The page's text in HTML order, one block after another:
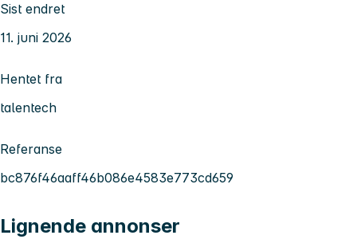
Sist endret
11. juni 2026
Hentet fra
talentech
Referanse
bc876f46aaff46b086e4583e773cd659
Lignende annonser